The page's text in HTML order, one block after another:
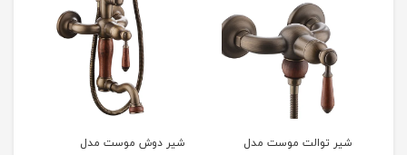
شیر توالت موست مدل
شیر دوش موست مدل